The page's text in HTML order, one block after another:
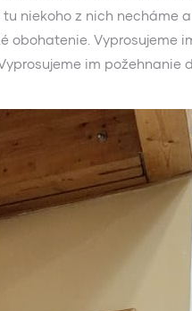
niekoho z nich necháme
obohatenie.
im